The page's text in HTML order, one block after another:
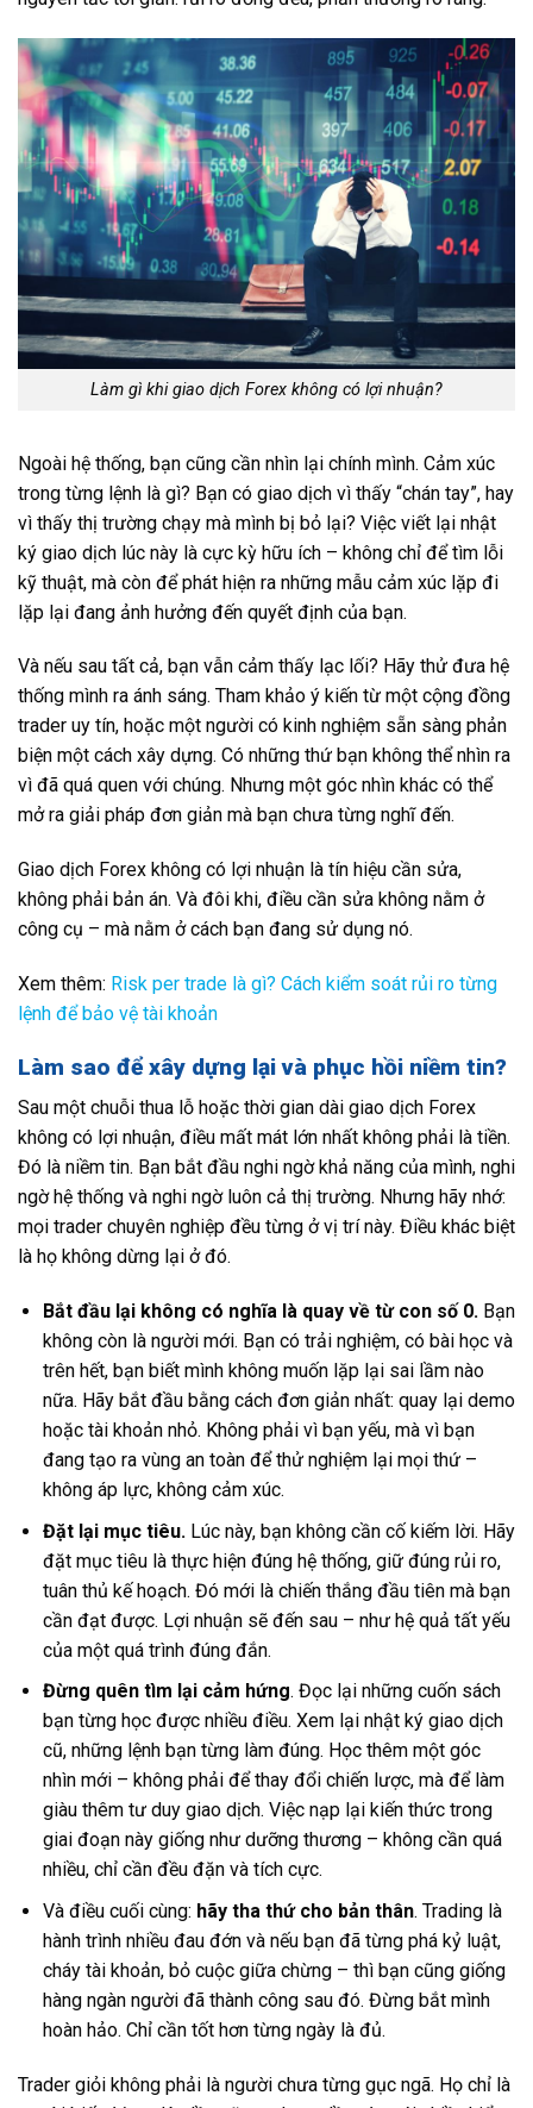
Làm gì khi giao dịch Forex không có lợi nhuận?
Ngoài hệ thống, bạn cũng cần nhìn lại chính mình. Cảm xúc
trong từng lệnh là gì? Bạn có giao dịch vì thấy “chán tay”, hay
vì thấy thị trường chạy mà mình bị bỏ lại? Việc viết lại nhật
ký giao dịch lúc này là cực kỳ hữu ích – không chỉ để tìm lỗi
kỹ thuật, mà còn để phát hiện ra những mẫu cảm xúc lặp đi
lặp lại đang ảnh hưởng đến quyết định của bạn.
Và nếu sau tất cả, bạn vẫn cảm thấy lạc lối? Hãy thử đưa hệ
thống mình ra ánh sáng. Tham khảo ý kiến từ một cộng đồng
trader uy tín, hoặc một người có kinh nghiệm sẵn sàng phản
biện một cách xây dựng. Có những thứ bạn không thể nhìn ra
vì đã quá quen với chúng. Nhưng một góc nhìn khác có thể
mở ra giải pháp đơn giản mà bạn chưa từng nghĩ đến.
Giao dịch Forex không có lợi nhuận là tín hiệu cần sửa,
không phải bản án. Và đôi khi, điều cần sửa không nằm ở
công cụ – mà nằm ở cách bạn đang sử dụng nó.
Xem thêm: Risk per trade là gì? Cách kiểm soát rủi ro từng
lệnh để bảo vệ tài khoản
Làm sao để xây dựng lại và phục hồi niềm tin?
Sau một chuỗi thua lỗ hoặc thời gian dài giao dịch Forex
không có lợi nhuận, điều mất mát lớn nhất không phải là tiền.
Đó là niềm tin. Bạn bắt đầu nghi ngờ khả năng của mình, nghi
ngờ hệ thống và nghi ngờ luôn cả thị trường. Nhưng hãy nhớ:
mọi trader chuyên nghiệp đều từng ở vị trí này. Điều khác biệt
là họ không dừng lại ở đó.
Bắt đầu lại không có nghĩa là quay về từ con số 0.Bạn
không còn là người mới. Bạn có trải nghiệm, có bài học và
trên hết, bạn biết mình không muốn lặp lại sai lầm nào
nữa. Hãy bắt đầu bằng cách đơn giản nhất: quay lại demo
hoặc tài khoản nhỏ. Không phải vì bạn yếu, mà vì bạn
đang tạo ra vùng an toàn để thử nghiệm lại mọi thứ –
không áp lực, không cảm xúc.
Đặt lại mục tiêu. Lúc này, bạn không cần cố kiếm lời. Hãy
đặt mục tiêu là thực hiện đúng hệ thống, giữ đúng rủi ro,
tuân thủ kế hoạch. Đó mới là chiến thắng đầu tiên mà bạn
cần đạt được. Lợi nhuận sẽ đến sau – như hệ quả tất yếu
của một quá trình đúng đắn.
Đừng quên tìm lại cảm hứng. Đọc lại những cuốn sách
bạn từng học được nhiều điều. Xem lại nhật ký giao dịch
cũ, những lệnh bạn từng làm đúng. Học thêm một góc
nhìn mới – không phải để thay đổi chiến lược, mà để làm
giàu thêm tư duy giao dịch. Việc nạp lại kiến thức trong
giai đoạn này giống như dưỡng thương – không cần quá
nhiều, chỉ cần đều đặn và tích cực.
Và điều cuối cùng: hãy tha thứ cho bản thân. Trading là
hành trình nhiều đau đớn và nếu bạn đã từng phá kỷ luật,
cháy tài khoản, bỏ cuộc giữa chừng – thì bạn cũng giống
hàng ngàn người đã thành công sau đó. Đừng bắt mình
hoàn hảo. Chỉ cần tốt hơn từng ngày là đủ.
Trader giỏi không phải là người chưa từng gục ngã. Họ chỉ là